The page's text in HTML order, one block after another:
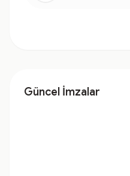
Güncel İmzalar